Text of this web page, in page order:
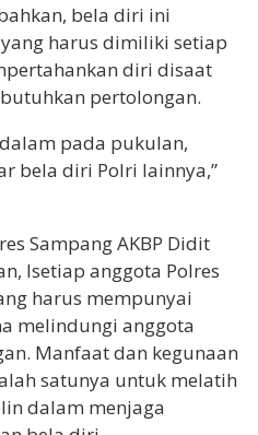
bela diri ini
harus dimiliki setiap
diri disaat
pertolongan.
pada pukulan,
bela diri Polri lainnya,”
Sampang AKBP Didit
lsetiap anggota Polres
harus mempunyai
melindungi anggota
Manfaat dan kegunaan
satunya untuk melatih
dalam menjaga